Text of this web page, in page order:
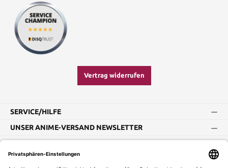
Vertrag widerrufen
SERVICE/HILFE
UNSER ANIME-VERSAND NEWSLETTER